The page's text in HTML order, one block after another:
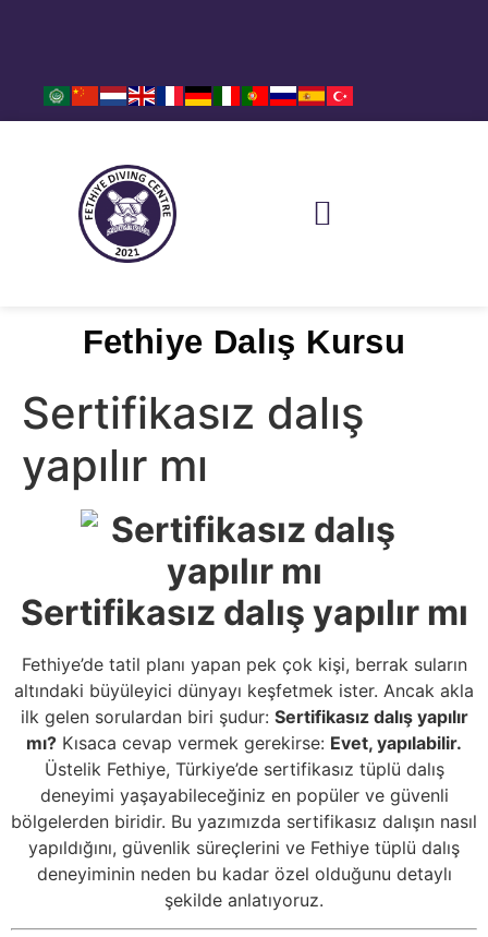
Fethiye Dalış Kursu
Sertifikasız dalış
yapılır mı
Sertifikasız dalış yapılır mı
Fethiye’de tatil planı yapan pek çok kişi, berrak suların
altındaki büyüleyici dünyayı keşfetmek ister. Ancak akla
ilk gelen sorulardan biri şudur: Sertifikasız dalış yapılır
mı? Kısaca cevap vermek gerekirse: Evet, yapılabilir.
Üstelik Fethiye, Türkiye’de sertifikasız tüplü dalış
deneyimi yaşayabileceğiniz en popüler ve güvenli
bölgelerden biridir. Bu yazımızda sertifikasız dalışın nasıl
yapıldığını, güvenlik süreçlerini ve Fethiye tüplü dalış
deneyiminin neden bu kadar özel olduğunu detaylı
şekilde anlatıyoruz.